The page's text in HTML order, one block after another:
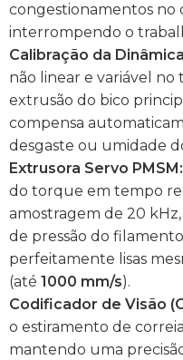
congestionamentos no
interrompendo o
Calibração da
não linear e variável no
extrusão do bico
compensa
desgaste ou umidade
Extrusora Servo PMSM:
do torque em tempo
amostragem de 20
de pressão do
perfeitamente lisas
(até 1000 mm/s).
Codificador de Visão
o estiramento de
mantendo uma